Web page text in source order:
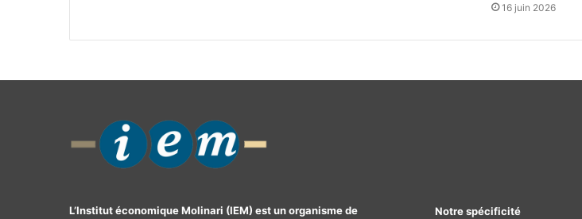
16 juin 2026
L’Institut économique Molinari (IEM) est un organisme de
Notre spécificité